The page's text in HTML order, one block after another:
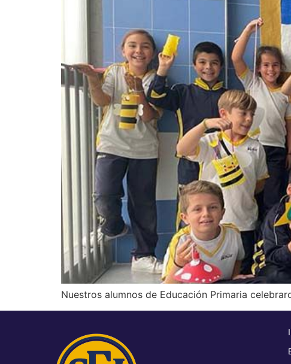
Nuestros alumnos de Educación Primaria